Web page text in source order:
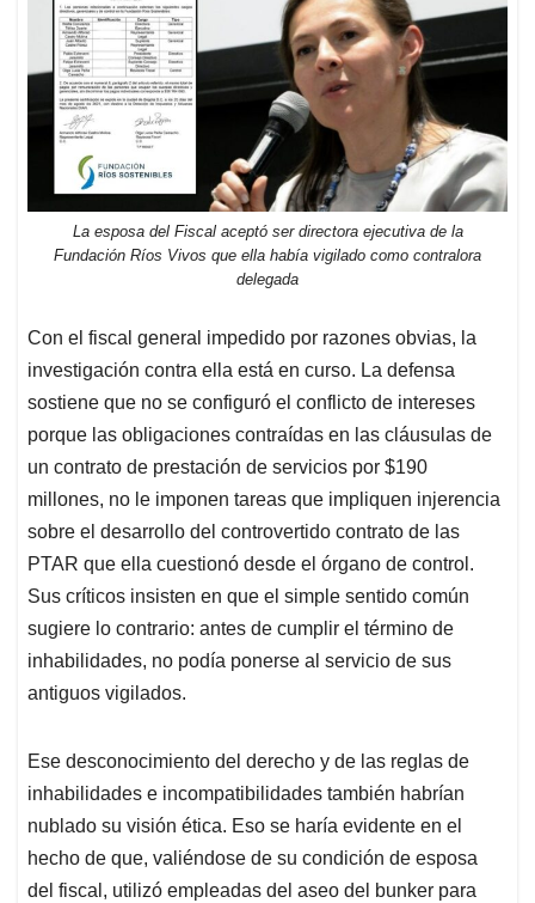
La esposa del Fiscal aceptó ser directora ejecutiva de la
Fundación Ríos Vivos que ella había vigilado como contralora
delegada
Con el fiscal general impedido por razones obvias, la
investigación contra ella está en curso. La defensa
sostiene que no se configuró el conflicto de intereses
porque las obligaciones contraídas en las cláusulas de
un contrato de prestación de servicios por $190
millones, no le imponen tareas que impliquen injerencia
sobre el desarrollo del controvertido contrato de las
PTAR que ella cuestionó desde el órgano de control.
Sus críticos insisten en que el simple sentido común
sugiere lo contrario: antes de cumplir el término de
inhabilidades, no podía ponerse al servicio de sus
antiguos vigilados.
Ese desconocimiento del derecho y de las reglas de
inhabilidades e incompatibilidades también habrían
nublado su visión ética. Eso se haría evidente en el
hecho de que, valiéndose de su condición de esposa
del fiscal, utilizó empleadas del aseo del bunker para